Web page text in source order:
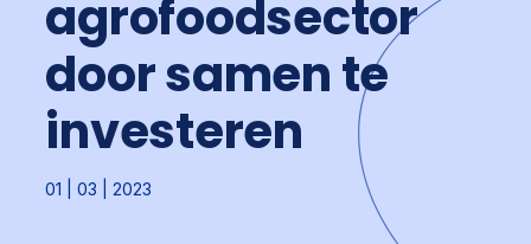
agrofoodsector
door samen te
investeren
01 | 03 | 2023